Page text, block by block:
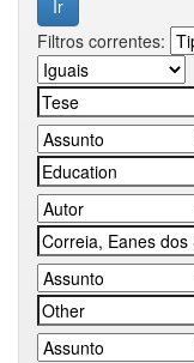
Filtros correntes: